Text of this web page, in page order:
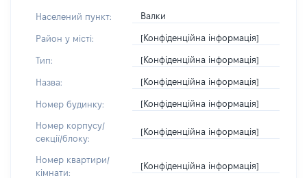
Населений пункт: Валки
Район у місті: [Конфіденційна інформація]
Тип: [Конфіденційна інформація]
Назва: [Конфіденційна інформація]
Номер будинку: [Конфіденційна інформація]
Номер корпусу/
секції/блоку:
[Конфіденційна інформація]
Номер квартири/
кімнати:
[Конфіденційна інформація]